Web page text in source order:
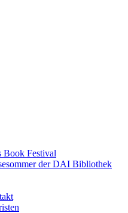
Book Festival
der DAI Bibliothek